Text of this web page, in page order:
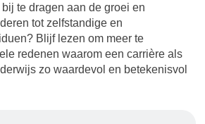
te dragen aan de groei en
tot zelfstandige en
Blijf lezen om meer te
redenen waarom een carrière als
zo waardevol en betekenisvol